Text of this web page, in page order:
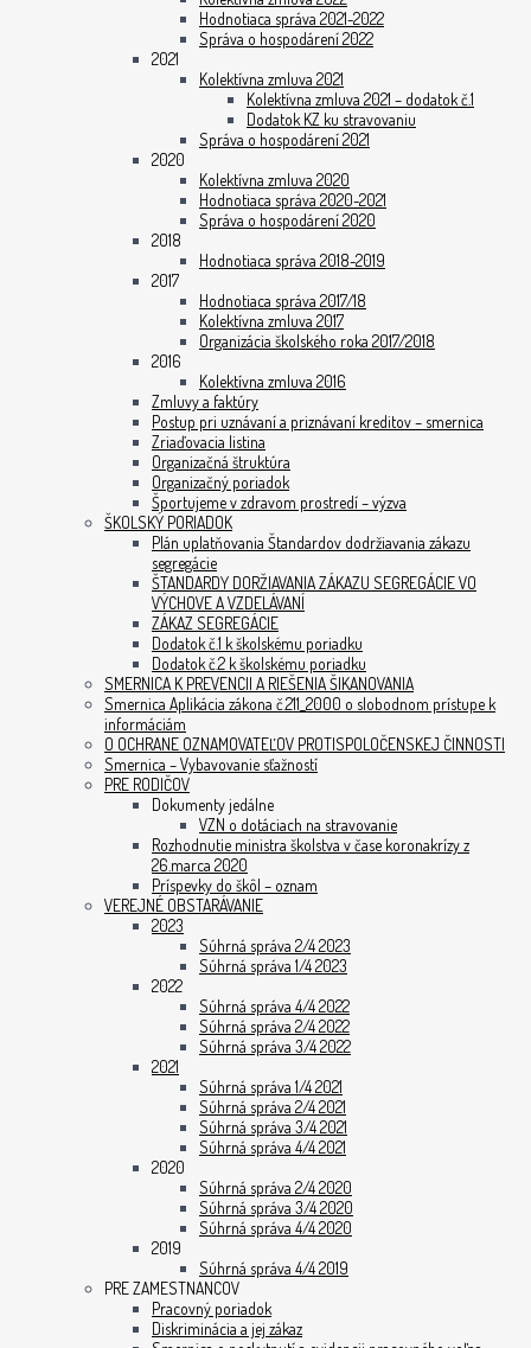
Hodnotiaca správa 2021-2022
Správa o hospodárení 2022
2021
Kolektívna zmluva 2021
Kolektívna zmluva 2021 – dodatok č.1
Dodatok KZ ku stravovaniu
Správa o hospodárení 2021
2020
Kolektívna zmluva 2020
Hodnotiaca správa 2020-2021
Správa o hospodárení 2020
2018
Hodnotiaca správa 2018-2019
2017
Hodnotiaca správa 2017/18
Kolektívna zmluva 2017
Organizácia školského roka 2017/2018
2016
Kolektívna zmluva 2016
Zmluvy a faktúry
Postup pri uznávaní a priznávaní kreditov – smernica
Zriaďovacia listina
Organizačná štruktúra
Organizačný poriadok
Športujeme v zdravom prostredí – výzva
ŠKOLSKÝ PORIADOK
Plán uplatňovania Štandardov dodržiavania zákazu
segregácie
ŠTANDARDY DORŽIAVANIA ZÁKAZU SEGREGÁCIE VO
VÝCHOVE A VZDELÁVANÍ
ZÁKAZ SEGREGÁCIE
Dodatok č.1 k školskému poriadku
Dodatok č.2 k školskému poriadku
SMERNICA K PREVENCII A RIEŠENIA ŠIKANOVANIA
Smernica Aplikácia zákona č.211_2000 o slobodnom prístupe k
informáciám
O OCHRANE OZNAMOVATEĽOV PROTISPOLOČENSKEJ ČINNOSTI
Smernica – Vybavovanie sťažností
PRE RODIČOV
Dokumenty jedálne
VZN o dotáciach na stravovanie
Rozhodnutie ministra školstva v čase koronakrízy z
26.marca 2020
Príspevky do škôl – oznam
VEREJNÉ OBSTARÁVANIE
2023
Súhrná správa 2/4 2023
Súhrná správa 1/4 2023
2022
Súhrná správa 4/4 2022
Súhrná správa 2/4 2022
Súhrná správa 3/4 2022
2021
Súhrná správa 1/4 2021
Súhrná správa 2/4 2021
Súhrná správa 3/4 2021
Súhrná správa 4/4 2021
2020
Súhrná správa 2/4 2020
Súhrná správa 3/4 2020
Súhrná správa 4/4 2020
2019
Súhrná správa 4/4 2019
PRE ZAMESTNANCOV
Pracovný poriadok
Diskriminácia a jej zákaz